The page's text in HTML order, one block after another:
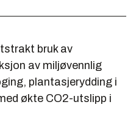
bruk av
av miljøvennlig
plantasjerydding i
økte CO2-utslipp i